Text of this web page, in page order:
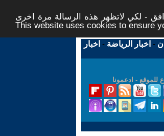
- لكي لاتظهر هذه الرسالة مرة اخرى -
This website uses cookies to ensure
- اخبار الرياضة - اخبار
للموقع - ادعمونا